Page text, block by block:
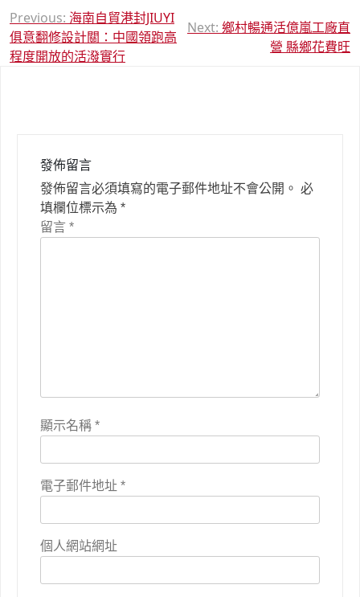
文
章
導
Previous: 海南自貿港封JIUYI
俱意翻修設計關：中國領跑高
程度開放的活潑實行
Next: 鄉村暢通活億嵐工廠直
營 縣鄉花費旺
發佈留言
發佈留言必須填寫的電子郵件地址不會公開。 必
填欄位標示為 *
留言 *
顯示名稱 *
電子郵件地址 *
個人網站網址